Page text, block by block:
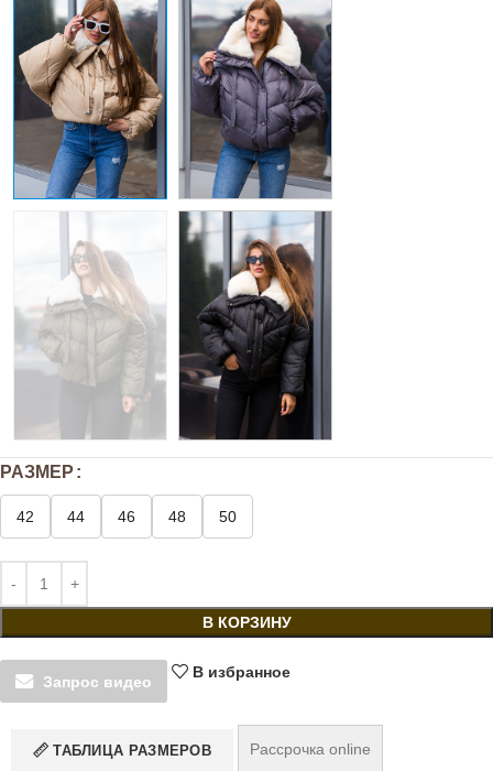
РАЗМЕР
42 44 46 48 50
В КОРЗИНУ
Запрос видео
В избранное
ТАБЛИЦА РАЗМЕРОВ Рассрочка online